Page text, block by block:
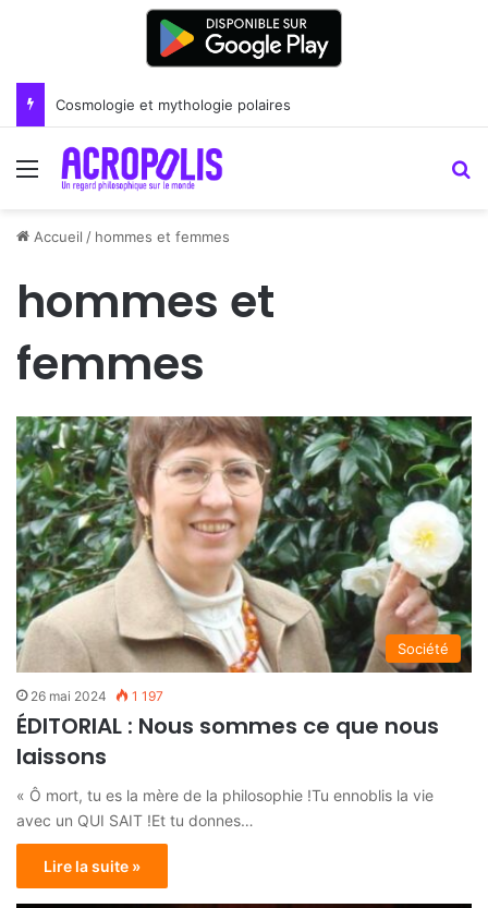
Renoir : la peinture comme un art du lien
Menu
Accueil / hommes et femmes
hommes et
femmes
Société
26 mai 2024 1 197
ÉDITORIAL : Nous sommes ce que nous
laissons
« Ô mort, tu es la mère de la philosophie !Tu ennoblis la vie
avec un QUI SAIT !Et tu donnes…
Lire la suite »